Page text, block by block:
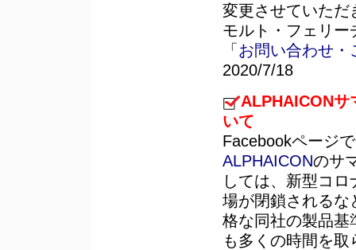
変更させていただ
モルト・フェリー
「お問い合わせ・
2020/7/18
ALPHAICONサ
いて
Facebookページ
ALPHAICONのサ
しては、新型コ
場が閉鎖されるな
格な同社の製品基
も多くの時間を